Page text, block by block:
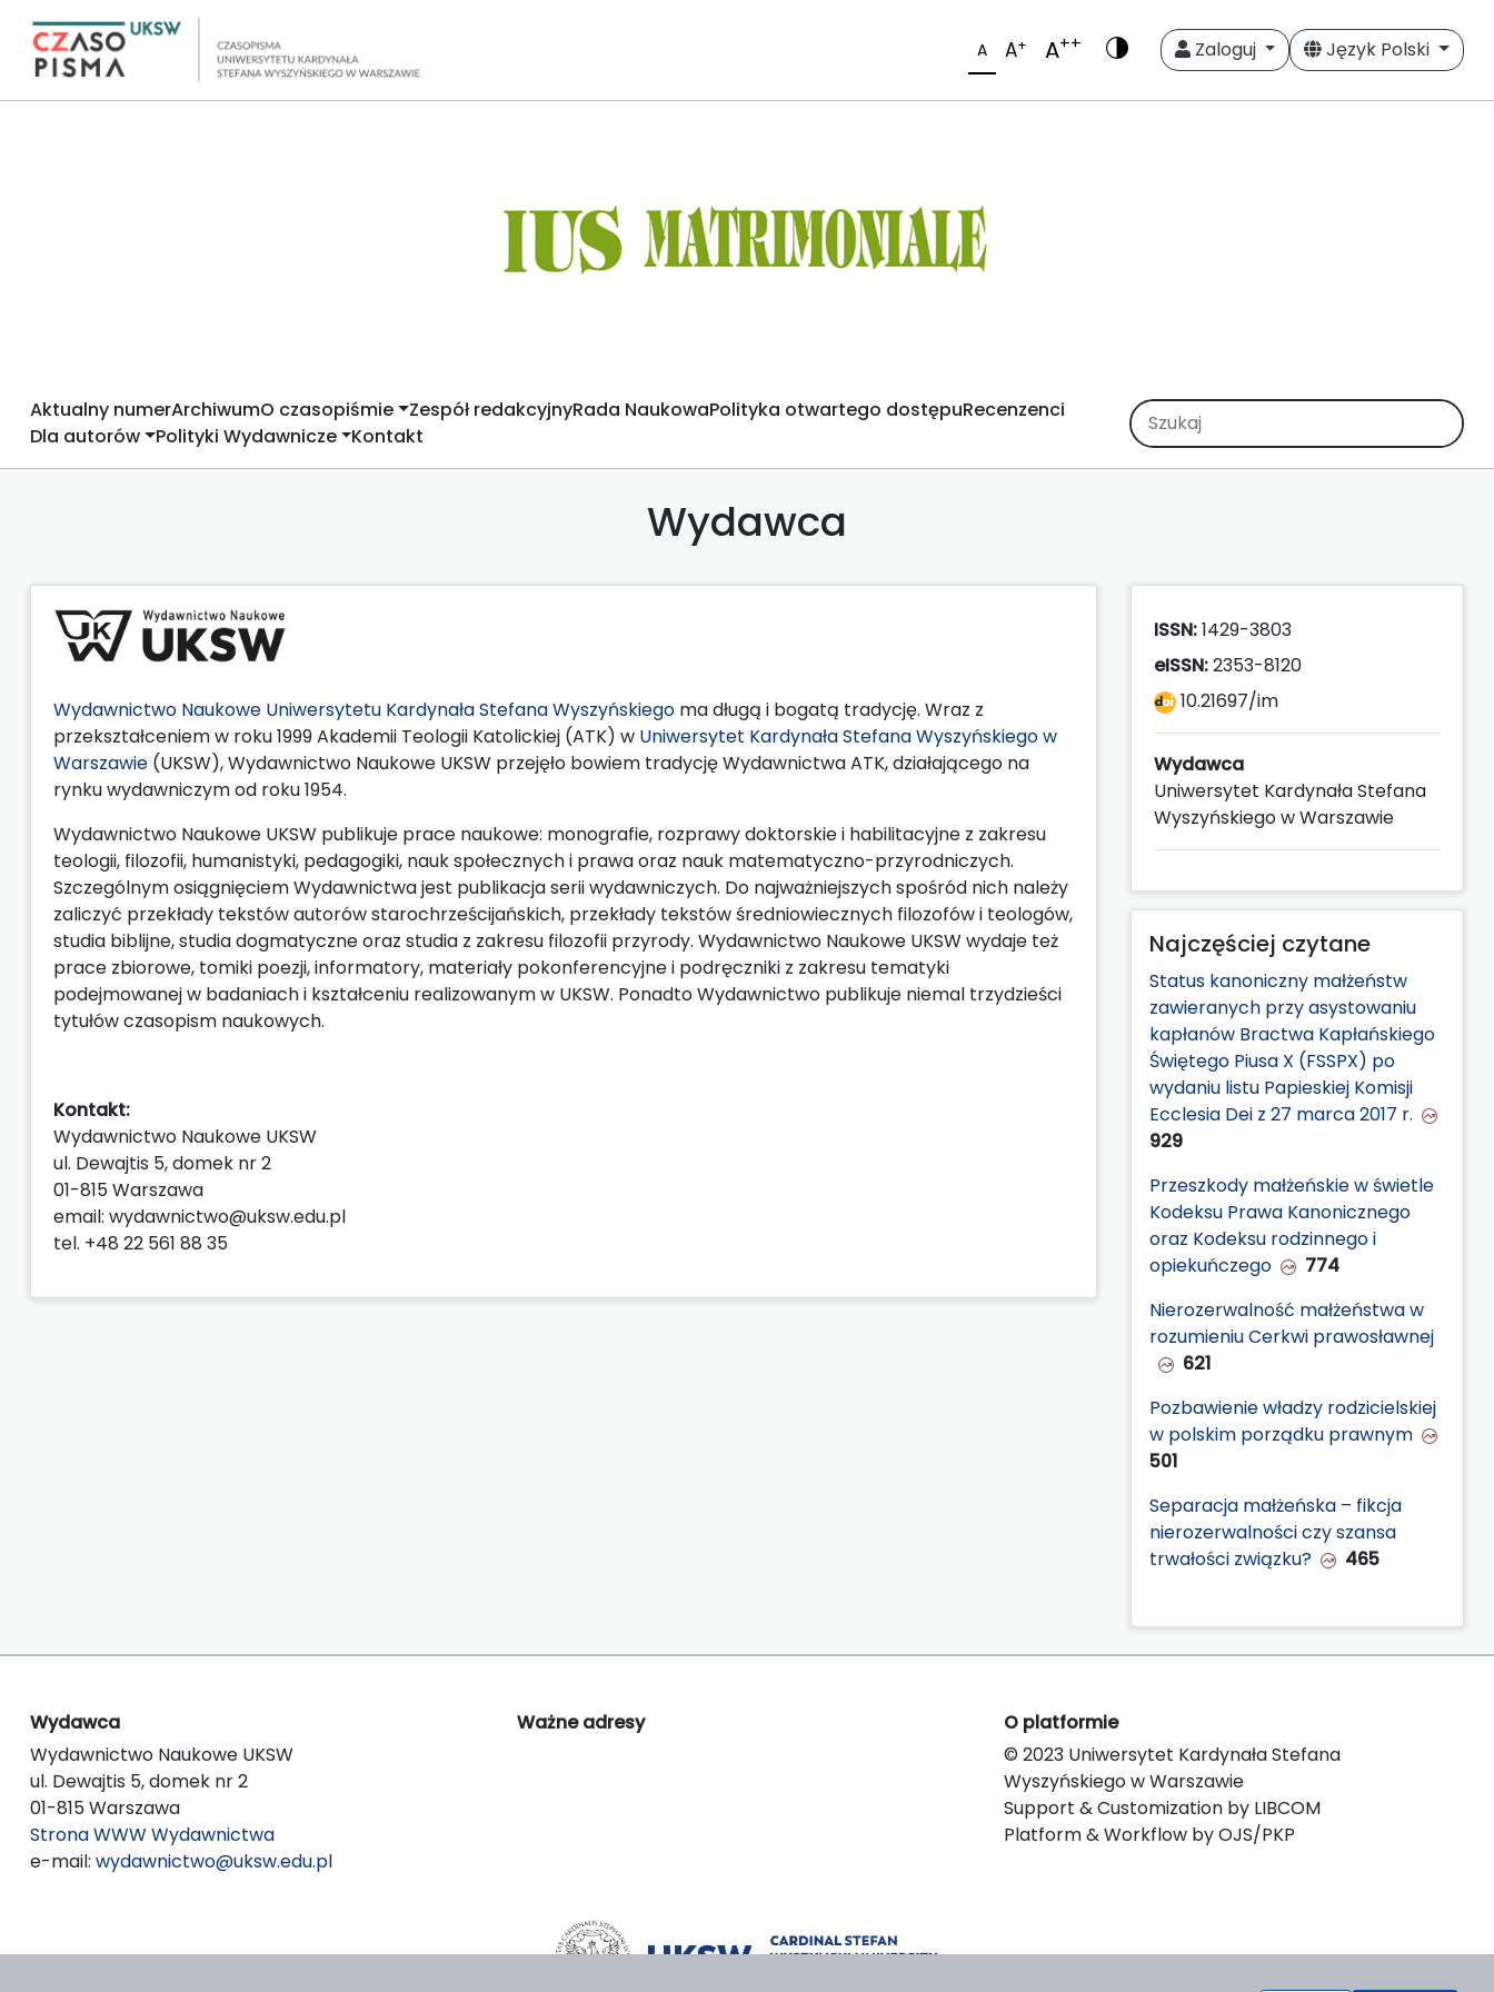
A A+ A++ Zaloguj Język Polski
Aktualny numerArchiwumO czasopiśmie Zespół redakcyjnyRada NaukowaPolityka otwartego dostępuRecenzenci
Dla autorów Polityki Wydawnicze Kontakt
Wydawca
Wydawnictwo Naukowe Uniwersytetu Kardynała Stefana Wyszyńskiego ma długą i bogatą tradycję. Wraz z
przekształceniem w roku 1999 Akademii Teologii Katolickiej (ATK) w Uniwersytet Kardynała Stefana Wyszyńskiego w
Warszawie (UKSW), Wydawnictwo Naukowe UKSW przejęło bowiem tradycję Wydawnictwa ATK, działającego na
rynku wydawniczym od roku 1954.
Wydawnictwo Naukowe UKSW publikuje prace naukowe: monografie, rozprawy doktorskie i habilitacyjne z zakresu
teologii, filozofii, humanistyki, pedagogiki, nauk społecznych i prawa oraz nauk matematyczno-przyrodniczych.
Szczególnym osiągnięciem Wydawnictwa jest publikacja serii wydawniczych. Do najważniejszych spośród nich należy
zaliczyć przekłady tekstów autorów starochrześcijańskich, przekłady tekstów średniowiecznych filozofów i teologów,
studia biblijne, studia dogmatyczne oraz studia z zakresu filozofii przyrody. Wydawnictwo Naukowe UKSW wydaje też
prace zbiorowe, tomiki poezji, informatory, materiały pokonferencyjne i podręczniki z zakresu tematyki
podejmowanej w badaniach i kształceniu realizowanym w UKSW. Ponadto Wydawnictwo publikuje niemal trzydzieści
tytułów czasopism naukowych.
Kontakt:
Wydawnictwo Naukowe UKSW
ul. Dewajtis 5, domek nr 2
01-815 Warszawa
email: wydawnictwo@uksw.edu.pl
tel. +48 22 561 88 35
ISSN:1429-3803
eISSN:2353-8120
10.21697/im
Wydawca
Uniwersytet Kardynała Stefana
Wyszyńskiego w Warszawie
Najczęściej czytane
Status kanoniczny małżeństw
zawieranych przy asystowaniu
kapłanów Bractwa Kapłańskiego
Świętego Piusa X (FSSPX) po
wydaniu listu Papieskiej Komisji
Ecclesia Dei z 27 marca 2017 r.
929
Przeszkody małżeńskie w świetle
Kodeksu Prawa Kanonicznego
oraz Kodeksu rodzinnego i
opiekuńczego
774
Nierozerwalność małżeństwa w
rozumieniu Cerkwi prawosławnej
621
Pozbawienie władzy rodzicielskiej
w polskim porządku prawnym
501
Separacja małżeńska – fikcja
nierozerwalności czy szansa
trwałości związku?
465
Wydawca
Wydawnictwo Naukowe UKSW
ul. Dewajtis 5, domek nr 2
01-815 Warszawa
Strona WWW Wydawnictwa
e-mail: wydawnictwo@uksw.edu.pl
Ważne adresy
O platformie
© 2023 Uniwersytet Kardynała Stefana
Wyszyńskiego w Warszawie
Support & Customization by LIBCOM
Platform & Workflow by OJS/PKP